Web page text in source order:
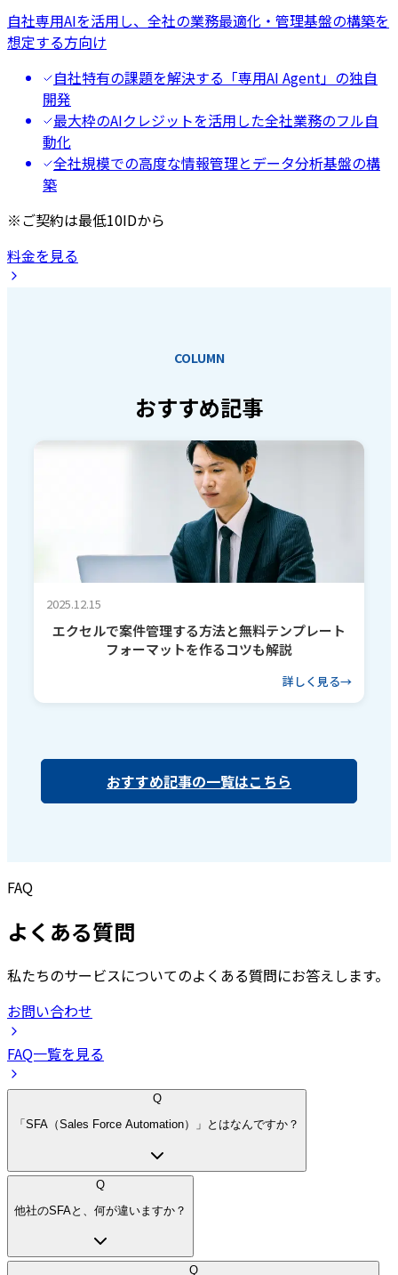
自社専用AIを活用し、全社の業務最適化・管理基盤の構築を
想定する方向け
自社特有の課題を解決する「専用AI Agent」の独自
開発
最大枠のAIクレジットを活用した全社業務のフル自
動化
全社規模での高度な情報管理とデータ分析基盤の構
築
※ご契約は最低10IDから
料金を見る
COLUMN
おすすめ記事
2025.12.15
エクセルで案件管理する方法と無料テンプレート
フォーマットを作るコツも解説
詳しく見る
おすすめ記事の一覧はこちら
FAQ
よくある質問
私たちのサービスについてのよくある質問にお答えします。
お問い合わせ
FAQ一覧を見る
Q
「SFA（Sales Force Automation）」とはなんですか？
Q
他社のSFAと、何が違いますか？
Q